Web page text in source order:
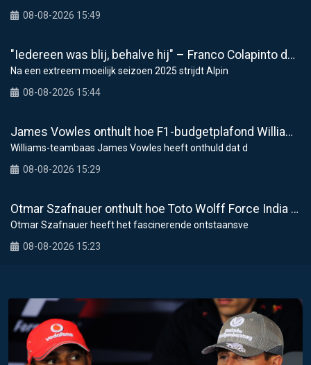
08-08-2026 15:49
"Iedereen was blij, behalve hij" – Franco Colapinto deelt veelzeggende anekdote over Flavio Briatore
Na een extreem moeilijk seizoen 2025 strijdt Alpin
08-08-2026 15:44
James Vowles onthult hoe F1-budgetplafond Williams raakt bij modernisering faciliteiten
Williams-teambaas James Vowles heeft onthuld dat d
08-08-2026 15:29
Otmar Szafnauer onthult hoe Toto Wolff Force India aan zijn beroemde roze F1-tijdperk hielp
Otmar Szafnauer heeft het fascinerende ontstaansve
08-08-2026 15:23